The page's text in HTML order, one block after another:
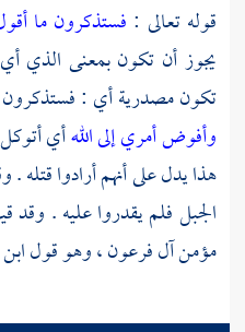
قوله تعالى : فستذكرون ما
يجوز أن تكون بمعنى الذي
تكون مصدرية أي :
وأفوض أمري إلى اللهأي
هذا يدل على أنهم أرادوا قتله .
الجبل فلم يقدروا عليه . وقد
مؤمن آل فرعون ، وهو قول